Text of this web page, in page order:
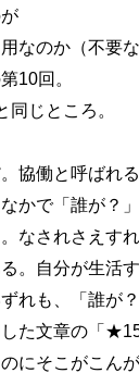
なのか（不要な
10回。
じところ。
協働と呼ばれ
かで「誰が？
なされさえす
。自分が生活
れも、「誰が
た文章の「
にそこがこん